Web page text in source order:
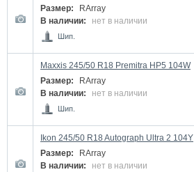
Размер:
RArray
В наличии:
нет в наличии
Шип.
Maxxis 245/50 R18 Premitra HP5 104W
Размер:
RArray
В наличии:
нет в наличии
Шип.
Ikon 245/50 R18 Autograph Ultra 2 104Y
Размер:
RArray
В наличии:
нет в наличии